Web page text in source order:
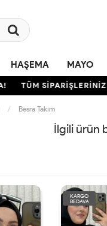
HAŞEMA MAYO
TÜM
Besra Takım
İlgili ürün
KARGO
BEDAVA